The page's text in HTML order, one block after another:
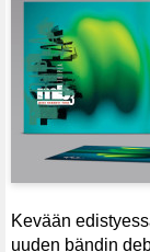
Kevään
uuden bändin